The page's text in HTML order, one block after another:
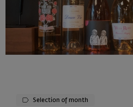
Selection of month